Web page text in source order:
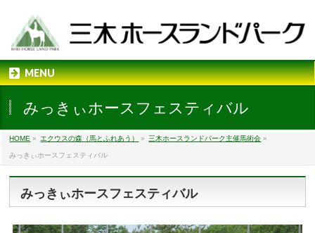
MENU
みっきぃホースフェスティバル
HOME » エクウスの森（馬とふれあう） » 三木ホースランドパーク主催馬術会 »
みっきぃホースフェスティバル
みっきぃホースフェスティバル